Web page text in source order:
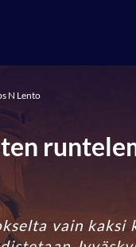
N Lento
vain kaksi